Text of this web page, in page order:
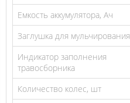
Емкость аккумулятора, Ач
Заглушка для мульчирования
Индикатор заполнения
травосборника
Количество колес, шт